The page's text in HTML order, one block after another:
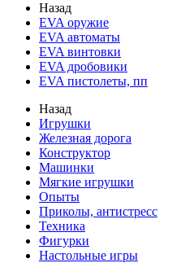
Назад
EVA оружие
EVA автоматы
EVA винтовки
EVA дробовики
EVA пистолеты, пп
Назад
Игрушки
Железная дорога
Конструктор
Машинки
Мягкие игрушки
Опыты
Приколы, антистресс
Техника
Фигурки
Настольные игры